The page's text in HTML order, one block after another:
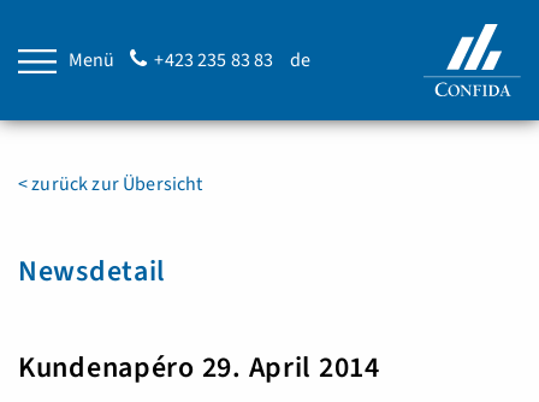
Menü +423 235 83 83 de
< zurück zur Übersicht
Newsdetail
Kundenapéro 29. April 2014